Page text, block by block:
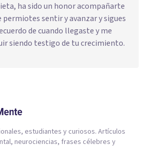
ha sido un honor acompañarte
sentir y avanzar y sigues
de cuando llegaste y me
siendo testigo de tu crecimiento.
estudiantes y curiosos. Artículos
neurociencias, frases célebres y